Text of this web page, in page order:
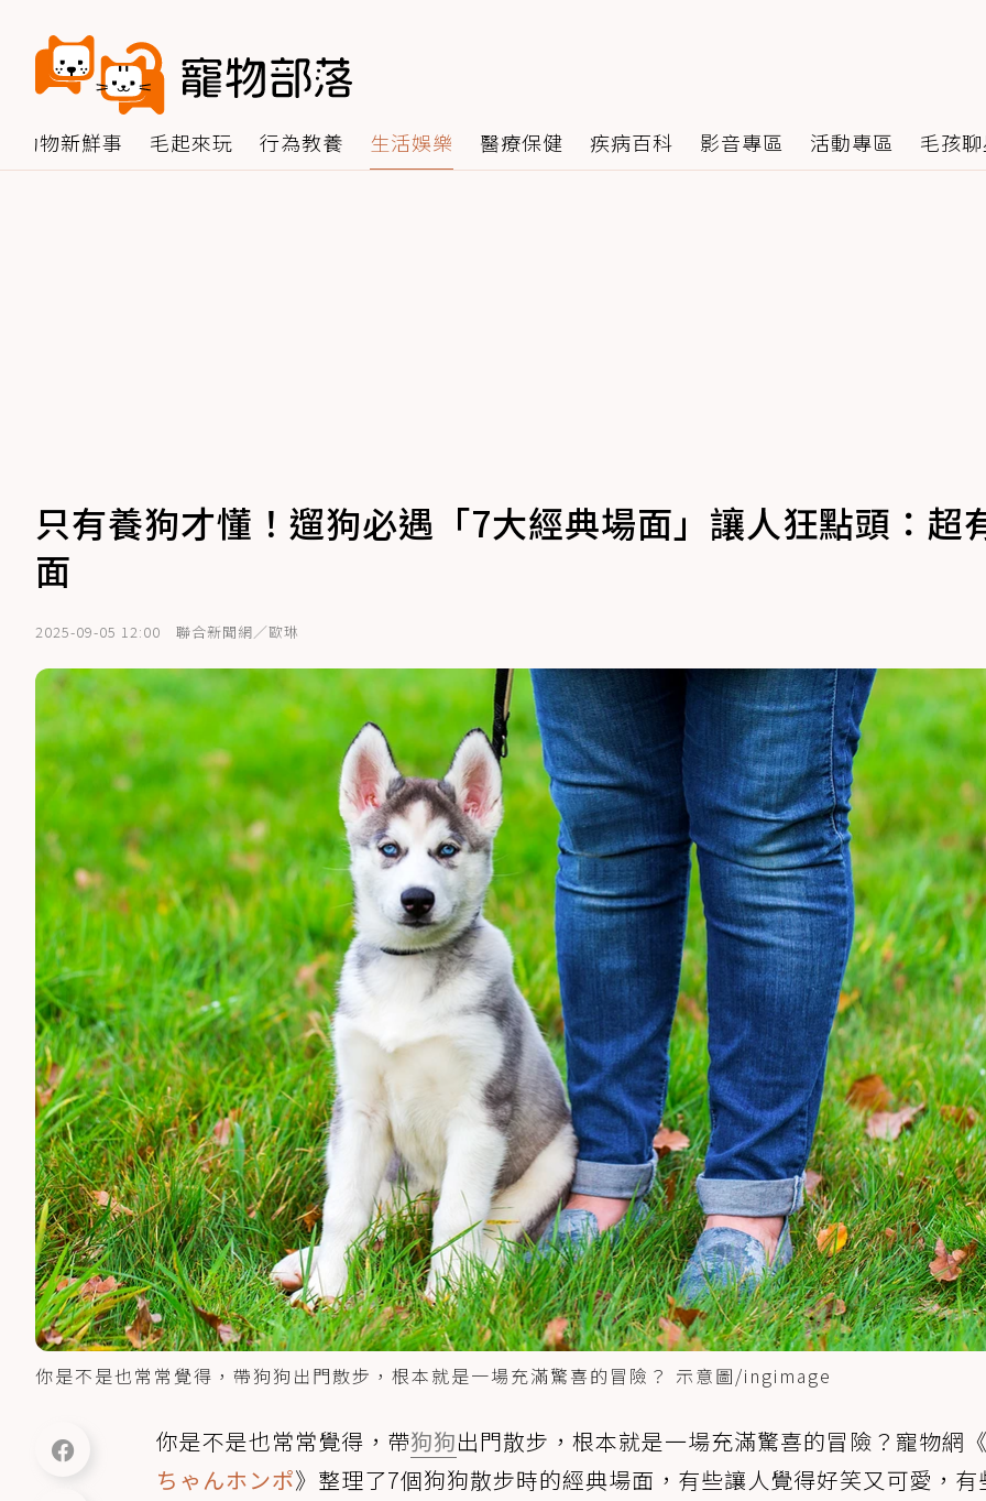
動物新鮮事 毛起來玩 行為教養 生活娛樂 醫療保健 疾病百科 影音專區 活動專區 毛孩
只有養狗才懂！遛狗必遇「7大經典場面」讓人狂點頭：超
面
2025-09-05 12:00 聯合新聞網／歐琳
你是不是也常常覺得，帶狗狗出門散步，根本就是一場充滿驚喜的冒險？ 示意圖/ingimage
你是不是也常常覺得，帶狗狗出門散步，根本就是一場充滿驚喜的冒險？寵物網《
ちゃんホンポ》整理了7個狗狗散步時的經典場面，有些讓人覺得好笑又可愛，有